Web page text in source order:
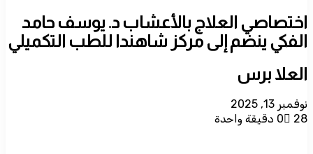
اختصاصي العلاج بالأعشاب د. يوسف حامد
الفكي ينضم إلى مركز شاهندا للطب التكميلي
العلا برس
نوفمبر 13, 2025
0
28 دقيقة واحدة